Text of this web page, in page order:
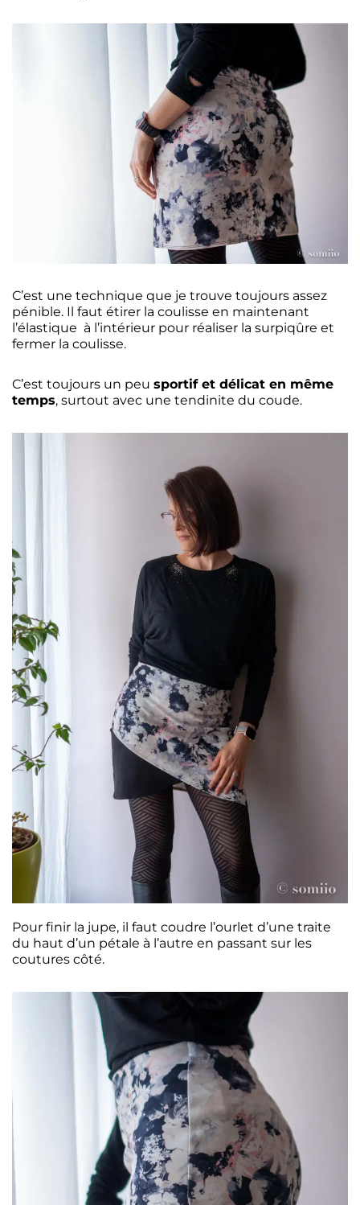
C’est une technique que je trouve toujours assez
pénible. Il faut étirer la coulisse en maintenant
l’élastique à l’intérieur pour réaliser la surpiqûre et
fermer la coulisse.
C’est toujours un peu sportif et délicat en même
temps, surtout avec une tendinite du coude.
Pour finir la jupe, il faut coudre l’ourlet d’une traite
du haut d’un pétale à l’autre en passant sur les
coutures côté.